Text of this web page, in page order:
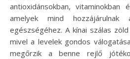
antioxidánsokban, vitaminokban
amelyek mind
egészségéhez. A kínai szálas
mivel a levelek gondos
megőrzik a benne rejlő